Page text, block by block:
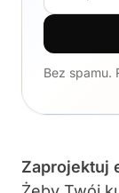
Bez spamu.
Zaprojektuj